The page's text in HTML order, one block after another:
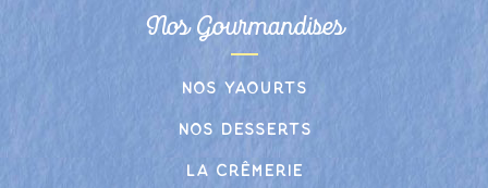
Nos Gourmandises
Nos yaourts
Nos desserts
La crêmerie